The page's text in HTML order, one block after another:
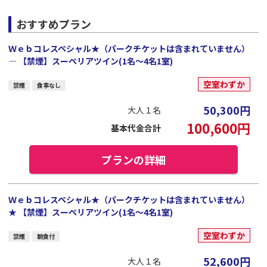
おすすめプラン
Ｗｅｂコレスペシャル★（パークチケットは含まれていません）
― 【禁煙】スーペリアツイン(1名～4名1室)
禁煙 食事なし 空室わずか
大人１名 50,300円
基本代金合計 100,600円
プランの詳細
Ｗｅｂコレスペシャル★（パークチケットは含まれていません）
★ 【禁煙】スーペリアツイン(1名～4名1室)
禁煙 朝食付 空室わずか
大人１名 52,600円